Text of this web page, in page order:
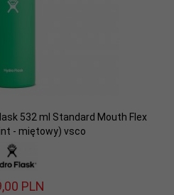
532 ml Standard Mouth Flex
- miętowy) vsco
00 PLN